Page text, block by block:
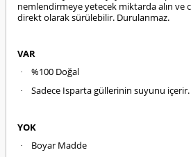
nemlendirmeye yetecek miktarda alın ve
direkt olarak sürülebilir. Durulanmaz.
VAR
· %100 Doğal
· Sadece Isparta güllerinin suyunu içerir.
YOK
· Boyar Madde